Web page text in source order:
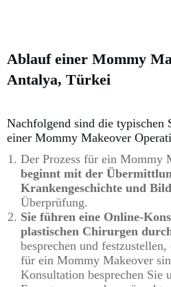
Ablauf einer Mommy
Antalya, Türkei
Nachfolgend sind die typischen
einer Mommy Makeover
Der Prozess für ein Mommy
beginnt mit der
Krankengeschichte und
Überprüfung.
Sie führen eine Online-
plastischen Chirurgen
besprechen und
für ein Mommy Makeover
Konsultation besprechen Sie